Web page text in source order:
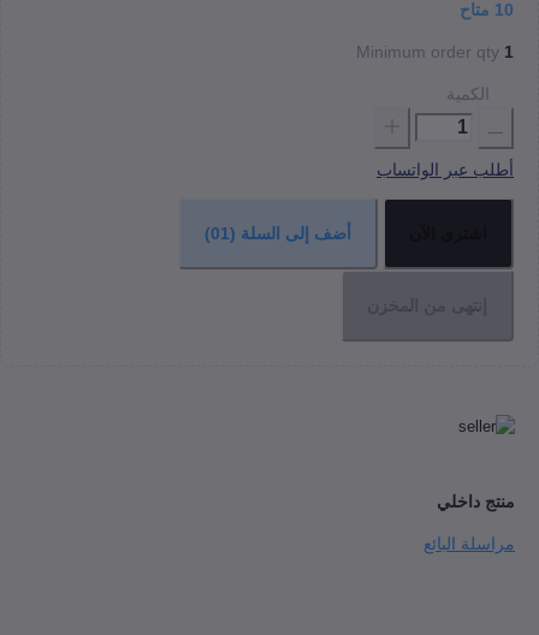
Minimum order
عبر الواتساب
أضف إلى السلة (01)
من المخزن
البائع